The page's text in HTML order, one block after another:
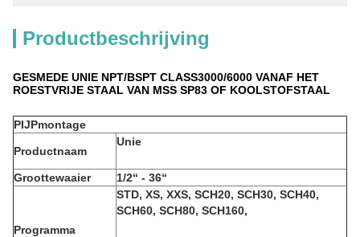
Productbeschrijving
GESMEDE UNIE NPT/BSPT CLASS3000/6000 VANAF HET
ROESTVRIJE STAAL VAN MSS SP83 OF KOOLSTOFSTAAL
PIJPmontage
Productnaam
Unie
Groottewaaier 1/2“ - 36“
Programma
STD, XS, XXS, SCH20, SCH30, SCH40,
SCH60, SCH80, SCH160,